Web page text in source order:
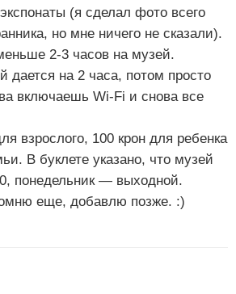
(я сделал фото всего
но мне ничего не сказали).
2-3 часов на музей.
дается на 2 часа, потом просто
включаешь Wi-Fi и снова все
взрослого, 100 крон для ребенка
В буклете указано, что музей
понедельник — выходной.
еще, добавлю позже. :)